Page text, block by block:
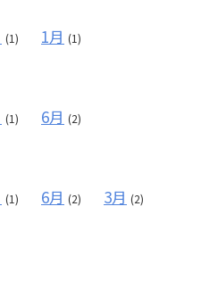
(1) 1月 (1)
(1) 6月 (2)
(1) 6月 (2) 3月 (2)